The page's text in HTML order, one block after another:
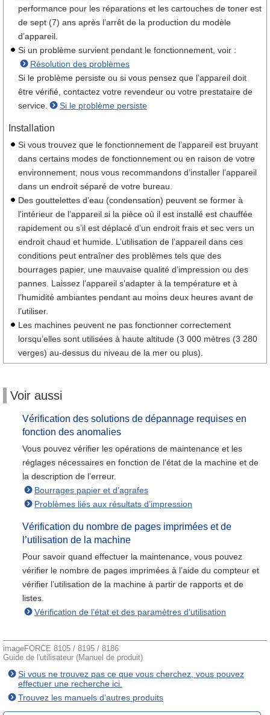
performance pour les réparations et les cartouches de toner est
de sept (7) ans après l’arrêt de la production du modèle
d’appareil.
Si un problème survient pendant le fonctionnement, voir :
Résolution des problèmes
Si le problème persiste ou si vous pensez que l’appareil doit
être vérifié, contactez votre revendeur ou votre prestataire de
service.
Si le problème persiste
Installation
Si vous trouvez que le fonctionnement de l’appareil est bruyant
dans certains modes de fonctionnement ou en raison de votre
environnement, nous vous recommandons d’installer l’appareil
dans un endroit séparé de votre bureau.
Des gouttelettes d’eau (condensation) peuvent se former à
l'intérieur de l’appareil si la pièce où il est installé est chauffée
rapidement ou s’il est déplacé d’un endroit frais et sec vers un
endroit chaud et humide. L’utilisation de l’appareil dans ces
conditions peut entraîner des problèmes tels que des
bourrages papier, une mauvaise qualité d’impression ou des
pannes. Laissez l’appareil s’adapter à la température et à
l’humidité ambiantes pendant au moins deux heures avant de
l’utiliser.
Les machines peuvent ne pas fonctionner correctement
lorsqu’elles sont utilisées à haute altitude (3 000 mètres (3 280
verges) au-dessus du niveau de la mer ou plus).
Voir aussi
Vérification des solutions de dépannage requises en
fonction des anomalies
Vous pouvez vérifier les opérations de maintenance et les
réglages nécessaires en fonction de l’état de la machine et de
la description de l’erreur.
Bourrages papier et d’agrafes
Problèmes liés aux résultats d’impression
Vérification du nombre de pages imprimées et de
l’utilisation de la machine
Pour savoir quand effectuer la maintenance, vous pouvez
vérifier le nombre de pages imprimées à l’aide du compteur et
vérifier l’utilisation de la machine à partir de rapports et de
listes.
Vérification de l’état et des paramètres d’utilisation
imageFORCE 8105 / 8195 / 8186
Guide de l'utilisateur (Manuel de produit)
Si vous ne trouvez pas ce que vous cherchez, vous pouvez
effectuer une recherche ici.
Trouvez les manuels d’autres produits